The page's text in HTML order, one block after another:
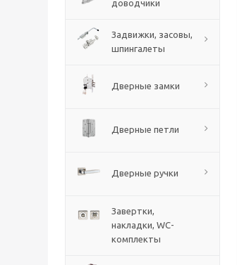
доводчики
Задвижки, засовы,
шпингалеты
Дверные замки
Дверные петли
Дверные ручки
Завертки,
накладки, WC-
комплекты